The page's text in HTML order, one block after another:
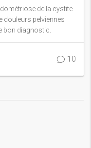
de la cystite
douleurs pelviennes
bon diagnostic.
10